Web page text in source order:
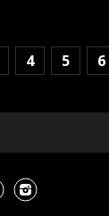
4 5 6